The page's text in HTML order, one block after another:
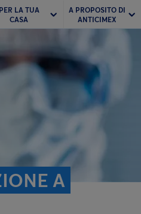
PER LA TUA
CASA
A PROPOSITO DI
ANTICIMEX
A